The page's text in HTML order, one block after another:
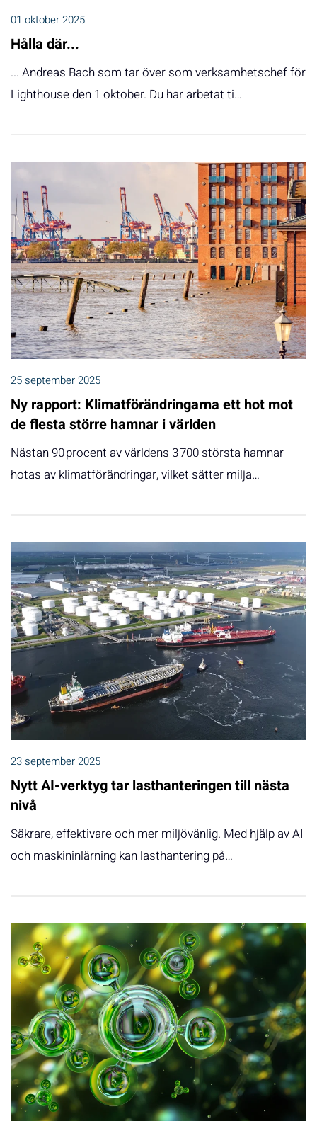
01 oktober 2025
Hålla där...
... Andreas Bach som tar över som verksamhetschef för
Lighthouse den 1 oktober. Du har arbetat ti…
25 september 2025
Ny rapport: Klimatförändringarna ett hot mot
de flesta större hamnar i världen
Nästan 90 procent av världens 3 700 största hamnar
hotas av klimatförändringar, vilket sätter milja…
23 september 2025
Nytt AI-verktyg tar lasthanteringen till nästa
nivå
Säkrare, effektivare och mer miljövänlig. Med hjälp av AI
och maskininlärning kan lasthantering på…